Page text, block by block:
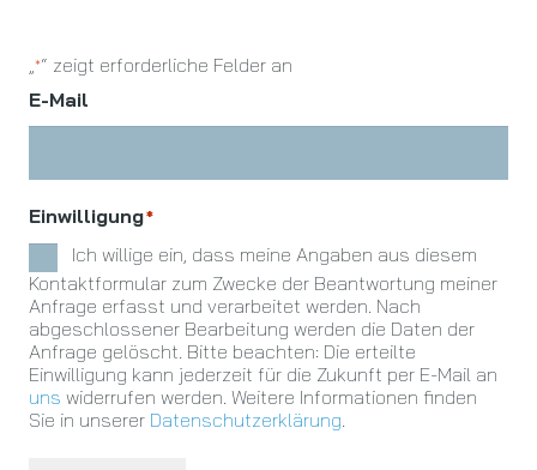
*“ zeigt erforderliche Felder an
E-Mail
Einwilligung*
Ich willige ein, dass meine Angaben aus diesem
Kontaktformular zum Zwecke der Beantwortung meiner
Anfrage erfasst und verarbeitet werden. Nach
abgeschlossener Bearbeitung werden die Daten der
Anfrage gelöscht. Bitte beachten: Die erteilte
Einwilligung kann jederzeit für die Zukunft per E-Mail an
uns widerrufen werden. Weitere Informationen finden
Sie in unserer Datenschutzerklärung